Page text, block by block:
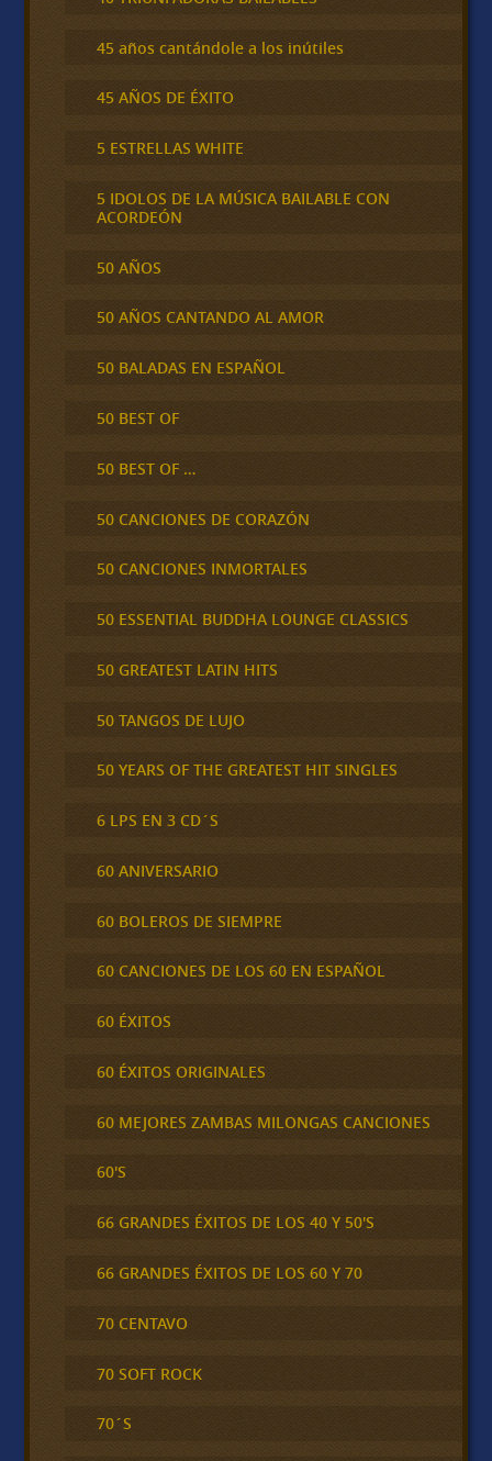
45 años cantándole a los inútiles
45 AÑOS DE ÉXITO
5 ESTRELLAS WHITE
5 IDOLOS DE LA MÚSICA BAILABLE CON
ACORDEÓN
50 AÑOS
50 AÑOS CANTANDO AL AMOR
50 BALADAS EN ESPAÑOL
50 BEST OF
50 BEST OF …
50 CANCIONES DE CORAZÓN
50 CANCIONES INMORTALES
50 ESSENTIAL BUDDHA LOUNGE CLASSICS
50 GREATEST LATIN HITS
50 TANGOS DE LUJO
50 YEARS OF THE GREATEST HIT SINGLES
6 LPS EN 3 CD´S
60 ANIVERSARIO
60 BOLEROS DE SIEMPRE
60 CANCIONES DE LOS 60 EN ESPAÑOL
60 ÉXITOS
60 ÉXITOS ORIGINALES
60 MEJORES ZAMBAS MILONGAS CANCIONES
60'S
66 GRANDES ÉXITOS DE LOS 40 Y 50'S
66 GRANDES ÉXITOS DE LOS 60 Y 70
70 CENTAVO
70 SOFT ROCK
70´S